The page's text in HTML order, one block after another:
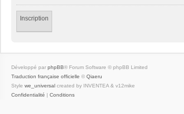
Inscription
Développé par phpBB® Forum Software © phpBB Limited
Traduction française officielle © Qiaeru
Style we_universal created by INVENTEA & v12mike
Confidentialité | Conditions